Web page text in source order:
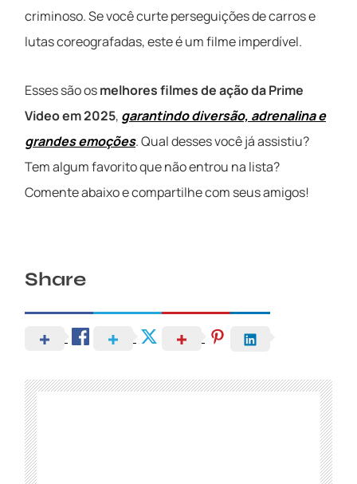
criminoso. Se você curte perseguições de carros e
lutas coreografadas, este é um filme imperdível.
Esses são osmelhores filmes de ação da Prime
Video em 2025, garantindo diversão, adrenalina e
grandes emoções. Qual desses você já assistiu?
Tem algum favorito que não entrou na lista?
Comente abaixo e compartilhe com seus amigos!
Share